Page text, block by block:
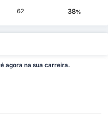
62 38%
agora na sua carreira.